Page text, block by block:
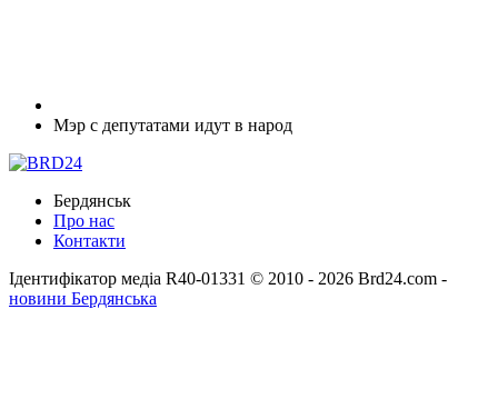
Мэр с депутатами идут в народ
Бердянськ
Про нас
Контакти
Ідентифікатор медіа R40-01331 © 2010 - 2026 Brd24.com -
новини Бердянська